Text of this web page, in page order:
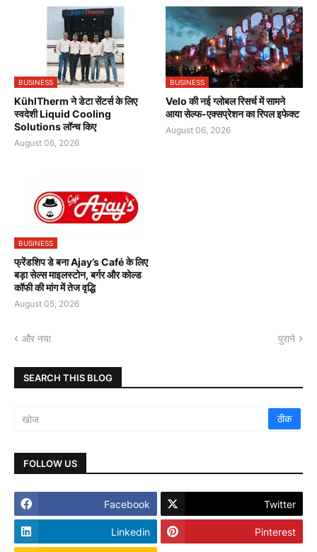
BUSINESS
KühlTherm ने डेटा सेंटर्स के लिए
स्वदेशी Liquid Cooling
Solutions लॉन्च किए
August 06, 2026
BUSINESS
Velo की नई ग्लोबल रिसर्च में सामने
आया सेल्फ-एक्सप्रेशन का रिपल इफेक्ट
August 06, 2026
BUSINESS
फ्रेंडशिप डे बना Ajay’s Café के लिए
बड़ा सेल्स माइलस्टोन, बर्गर और कोल्ड
कॉफी की मांग में तेज वृद्धि
August 05, 2026
और नया पुराने
SEARCH THIS BLOG
FOLLOW US
Facebook Twitter
Linkedin Pinterest